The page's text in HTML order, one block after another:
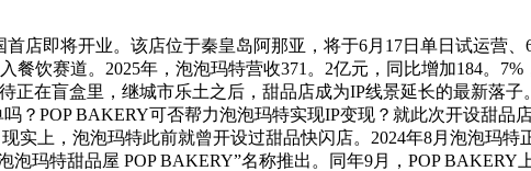
即将开业。该店位于秦皇岛阿那亚，将于6月17日单日试运营、
饮赛道。2025年，泡泡玛特营收371。2亿元，同比增加184。
正在盲盒里，继城市乐土之后，甜品店成为IP线景延长的最新落
POP BAKERY可否帮力泡泡玛特实现IP变现？就此次开设甜品
实上，泡泡玛特此前就曾开设过甜品快闪店。2024年8月泡泡玛特
玛特甜品屋 POP BAKERY”名称推出。同年9月，POP BAKERY